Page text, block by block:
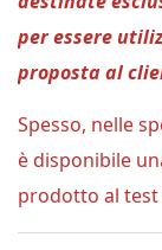
per essere
proposta al
Spesso, nelle
è disponibile
prodotto al test